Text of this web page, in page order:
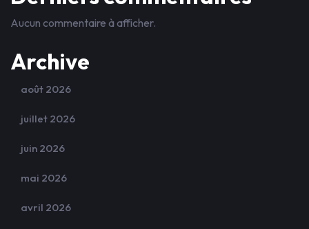
Aucun commentaire à afficher.
Archive
août 2026
juillet 2026
juin 2026
mai 2026
avril 2026